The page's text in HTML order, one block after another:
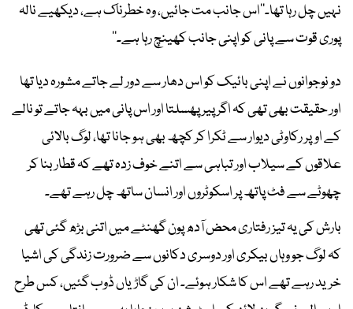
نہیں چل رہا تھا۔’’اس جانب مت جائیں، وہ خطرناک ہے، دیکھیے نالہ
پوری قوت سے پانی کو اپنی جانب کھینچ رہا ہے۔‘‘
دو نوجوانوں نے اپنی بائیک کو اس دھار سے دور لے جاتے مشورہ دیا تھا
اور حقیقت بھی تھی کہ اگر پیر پھسلتا اور اس پانی میں بہہ جاتے تو نالے
کے اوپر رکاوٹی دیوار سے ٹکرا کر کچھ بھی ہو جانا تھا، لوگ بالائی
علاقوں کے سیلاب اور تباہی سے اتنے خوف زدہ تھے کہ قطار بنا کر
چھوٹے سے فٹ پاتھ پر اسکوٹروں اور انسان ساتھ چل رہے تھے۔
بارش کی یہ تیز رفتاری محض آدھ پون گھنٹے میں اتنی بڑھ گئی تھی
کہ لوگ جو وہاں بیکری اور دوسری دکانوں سے ضرورت زندگی کی اشیا
خرید رہے تھے اس کا شکار ہوئے۔ ان کی گاڑیاں ڈوب گئیں، کس طرح